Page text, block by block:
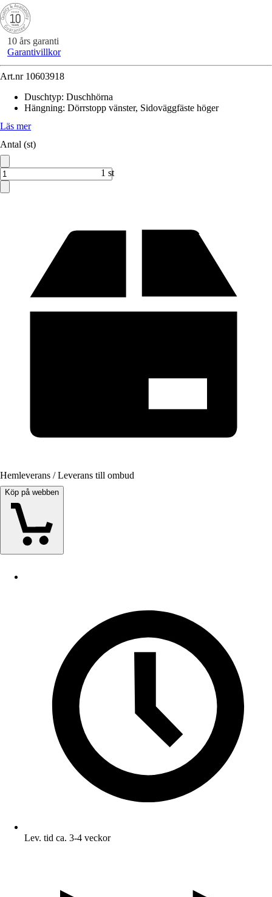
10 års garanti
Garantivillkor
Art.nr 10603918
Duschtyp: Duschhörna
Hängning: Dörrstopp vänster, Sidoväggfäste höger
Läs mer
Antal (st)
1 st
Hemleverans / Leverans till ombud
Köp på webben
Lev. tid ca. 3-4 veckor